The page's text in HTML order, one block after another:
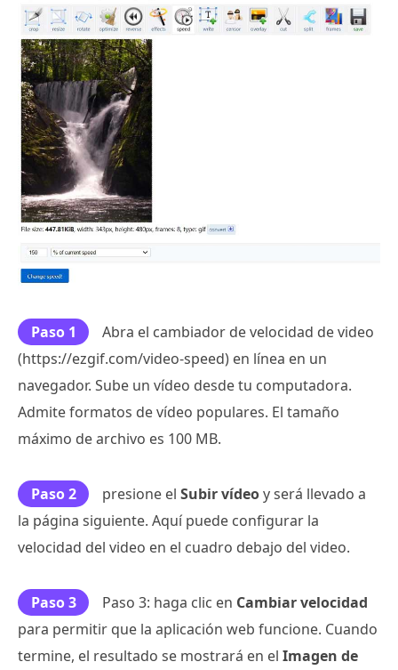
Paso 1
Abra el cambiador de velocidad de video
(https://ezgif.com/video-speed) en línea en un
navegador. Sube un vídeo desde tu computadora.
Admite formatos de vídeo populares. El tamaño
máximo de archivo es 100 MB.
Paso 2 presione el Subir vídeoy será llevado a
la página siguiente. Aquí puede configurar la
velocidad del video en el cuadro debajo del video.
Paso 3 Paso 3: haga clic en Cambiar velocidad
para permitir que la aplicación web funcione. Cuando
termine, el resultado se mostrará en el Imagen de